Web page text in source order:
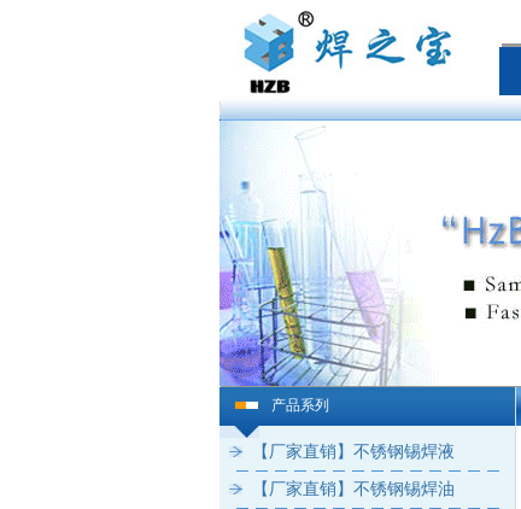
产品系列
【厂家直销】不锈钢锡焊液
【厂家直销】不锈钢锡焊油